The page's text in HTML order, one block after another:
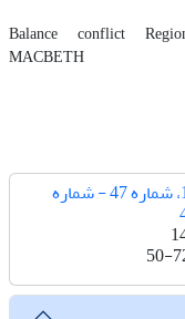
Balance conflict
MACBETH
دوره 13، شماره 47 - شماره
50-